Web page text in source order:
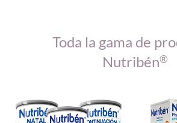
Toda la gama de
Nutribén®